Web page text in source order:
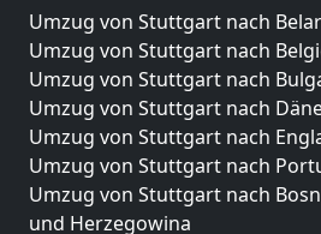
Umzug von Stuttgart nach
Umzug von Stuttgart nach
Umzug von Stuttgart nach
Umzug von Stuttgart nach
Umzug von Stuttgart nach
Umzug von Stuttgart nach
Umzug von Stuttgart nach
und Herzegowina